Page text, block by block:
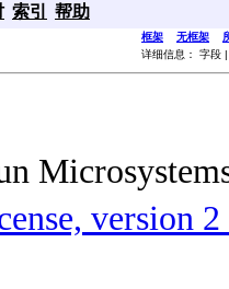
索引 帮助
框架 无框架
详细信息： 字段
version